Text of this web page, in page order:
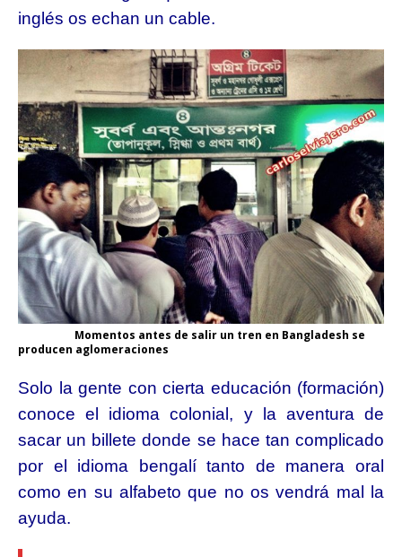
inglés os echan un cable.
Momentos antes de salir un tren en Bangladesh se
producen aglomeraciones
Solo la gente con cierta educación (formación)
conoce el idioma colonial, y la aventura de
sacar un billete donde se hace tan complicado
por el idioma bengalí tanto de manera oral
como en su alfabeto que no os vendrá mal la
ayuda.